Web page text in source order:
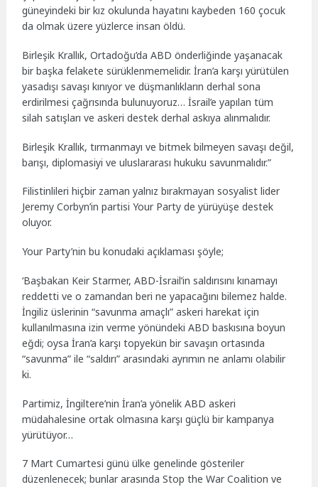
güneyindeki bir kız okulunda hayatını kaybeden 160 çocuk
da olmak üzere yüzlerce insan öldü.
Birleşik Krallık, Ortadoğu’da ABD önderliğinde yaşanacak
bir başka felakete sürüklenmemelidir. İran’a karşı yürütülen
yasadışı savaşı kınıyor ve düşmanlıkların derhal sona
erdirilmesi çağrısında bulunuyoruz… İsrail’e yapılan tüm
silah satışları ve askeri destek derhal askıya alınmalıdır.
Birleşik Krallık, tırmanmayı ve bitmek bilmeyen savaşı değil,
barışı, diplomasiyi ve uluslararası hukuku savunmalıdır.”
Filistinlileri hiçbir zaman yalnız bırakmayan sosyalist lider
Jeremy Corbyn’in partisi Your Party de yürüyüşe destek
oluyor.
Your Party’nin bu konudaki açıklaması şöyle;
‘Başbakan Keir Starmer, ABD-İsrail’in saldırısını kınamayı
reddetti ve o zamandan beri ne yapacağını bilemez halde.
İngiliz üslerinin “savunma amaçlı” askeri harekat için
kullanılmasına izin verme yönündeki ABD baskısına boyun
eğdi; oysa İran’a karşı topyekün bir savaşın ortasında
“savunma” ile “saldırı” arasındaki ayrımın ne anlamı olabilir
ki.
Partimiz, İngiltere’nin İran’a yönelik ABD askeri
müdahalesine ortak olmasına karşı güçlü bir kampanya
yürütüyor…
7 Mart Cumartesi günü ülke genelinde gösteriler
düzenlenecek; bunlar arasında Stop the War Coalition ve